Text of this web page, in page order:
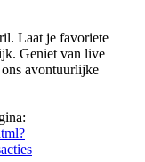
Laat je favoriete
Geniet van live
avontuurlijke